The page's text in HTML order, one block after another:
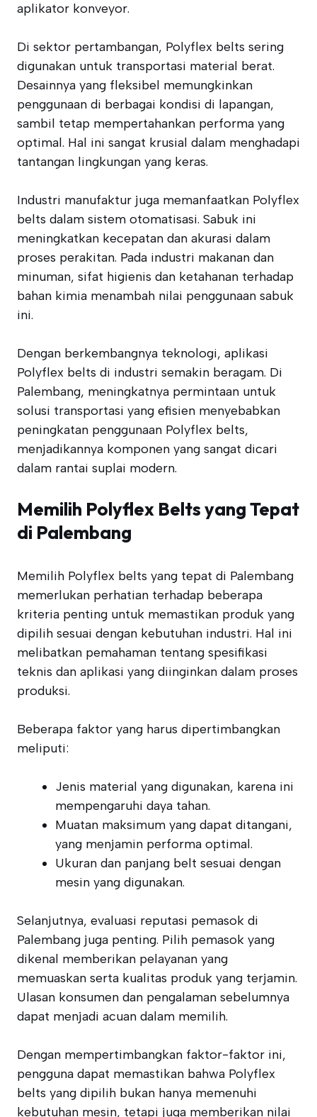
aplikator konveyor.
Di sektor pertambangan, Polyflex belts sering
digunakan untuk transportasi material berat.
Desainnya yang fleksibel memungkinkan
penggunaan di berbagai kondisi di lapangan,
sambil tetap mempertahankan performa yang
optimal. Hal ini sangat krusial dalam menghadapi
tantangan lingkungan yang keras.
Industri manufaktur juga memanfaatkan Polyflex
belts dalam sistem otomatisasi. Sabuk ini
meningkatkan kecepatan dan akurasi dalam
proses perakitan. Pada industri makanan dan
minuman, sifat higienis dan ketahanan terhadap
bahan kimia menambah nilai penggunaan sabuk
ini.
Dengan berkembangnya teknologi, aplikasi
Polyflex belts di industri semakin beragam. Di
Palembang, meningkatnya permintaan untuk
solusi transportasi yang efisien menyebabkan
peningkatan penggunaan Polyflex belts,
menjadikannya komponen yang sangat dicari
dalam rantai suplai modern.
Memilih Polyflex Belts yang Tepat
di Palembang
Memilih Polyflex belts yang tepat di Palembang
memerlukan perhatian terhadap beberapa
kriteria penting untuk memastikan produk yang
dipilih sesuai dengan kebutuhan industri. Hal ini
melibatkan pemahaman tentang spesifikasi
teknis dan aplikasi yang diinginkan dalam proses
produksi.
Beberapa faktor yang harus dipertimbangkan
meliputi:
Jenis material yang digunakan, karena ini
mempengaruhi daya tahan.
Muatan maksimum yang dapat ditangani,
yang menjamin performa optimal.
Ukuran dan panjang belt sesuai dengan
mesin yang digunakan.
Selanjutnya, evaluasi reputasi pemasok di
Palembang juga penting. Pilih pemasok yang
dikenal memberikan pelayanan yang
memuaskan serta kualitas produk yang terjamin.
Ulasan konsumen dan pengalaman sebelumnya
dapat menjadi acuan dalam memilih.
Dengan mempertimbangkan faktor-faktor ini,
pengguna dapat memastikan bahwa Polyflex
belts yang dipilih bukan hanya memenuhi
kebutuhan mesin, tetapi juga memberikan nilai